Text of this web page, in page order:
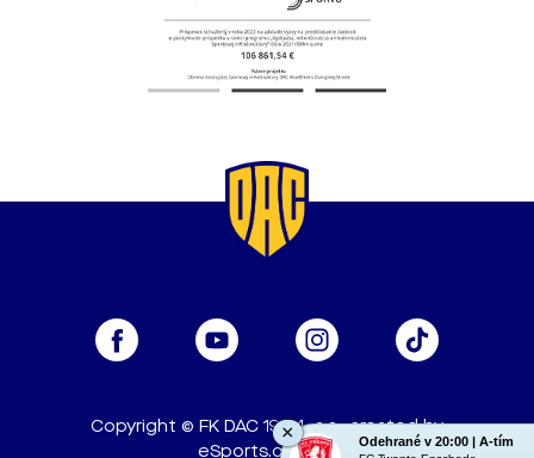
Copyright © FK DAC 1904, a.s., created by
eSports.cz, s.r.o.
× Odehrané v 20:00 | A-tím